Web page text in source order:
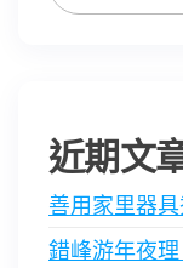
近期文
善用家里器
錯峰游年夜